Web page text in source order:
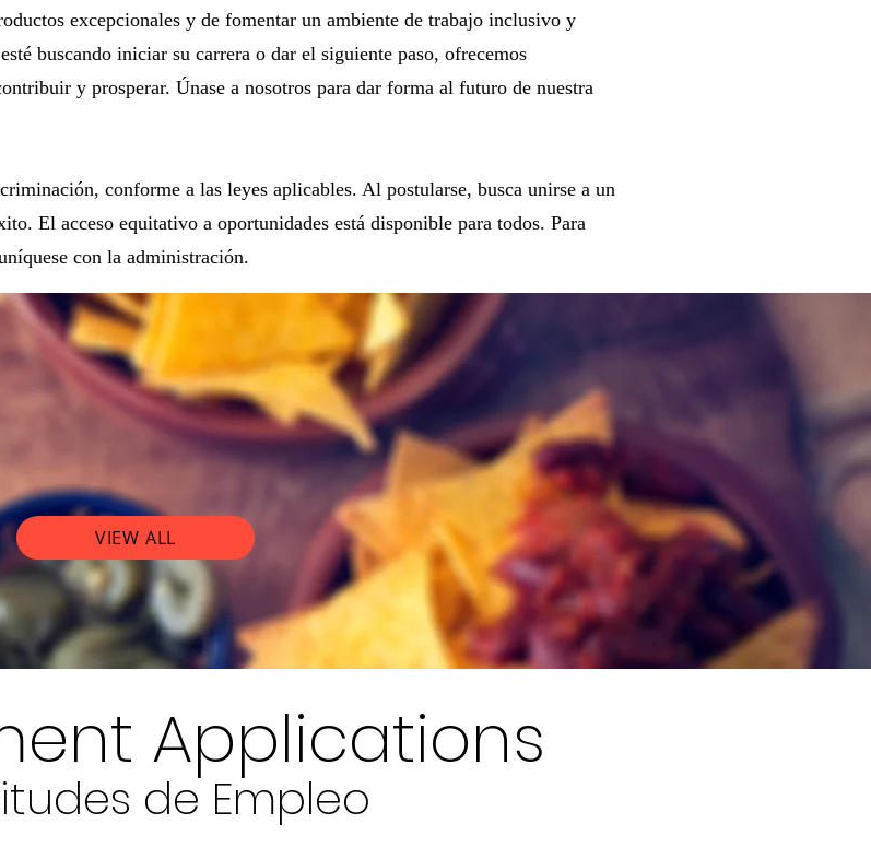
excepcionales y de fomentar un ambiente de trabajo inclusivo y
buscando iniciar su carrera o dar el siguiente paso, ofrecemos
y prosperar. Únase a nosotros para dar forma al futuro de nuestra
conforme a las leyes aplicables. Al postularse, busca unirse a un
El acceso equitativo a oportunidades está disponible para todos. Para
con la administración.
| Puestos Disponibles
VIEW ALL
Applications
de Empleo